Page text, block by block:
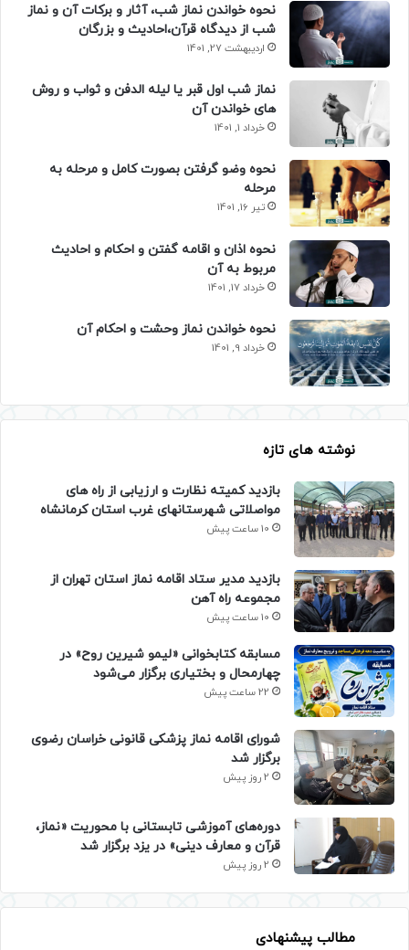
نحوه خواندن نماز شب، آثار و برکات آن و نماز
شب از دیدگاه قرآن،احادیث و بزرگان
اردیبهشت 27, 1401
نماز شب اول قبر یا لیله الدفن و ثواب و روش
های خواندن آن
خرداد 1, 1401
نحوه وضو گرفتن بصورت کامل و مرحله به
مرحله
تیر 16, 1401
نحوه اذان و اقامه گفتن و احکام و احادیث
مربوط به آن
خرداد 17, 1401
نحوه خواندن نماز وحشت و احکام آن
خرداد 9, 1401
نوشته های تازه
بازدید کمیته نظارت و ارزیابی از راه های
مواصلاتی شهرستانهای غرب استان کرمانشاه
10 ساعت پیش
بازدید مدیر ستاد اقامه نماز استان تهران از
مجموعه راه آهن
10 ساعت پیش
مسابقه کتابخوانی «لیمو شیرین روح» در
چهارمحال و بختیاری برگزار می‌شود
22 ساعت پیش
شورای اقامه نماز پزشکی قانونی خراسان رضوی
برگزار شد
2 روز پیش
دوره‌های آموزشی تابستانی با محوریت «نماز،
قرآن و معارف دینی» در یزد برگزار شد
2 روز پیش
مطالب پیشنهادی